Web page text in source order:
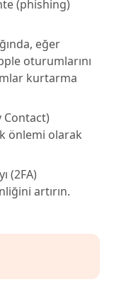
(phishing)
eğer
oturumlarını
kurtarma
Contact)
önlemi olarak
(2FA)
artırın.